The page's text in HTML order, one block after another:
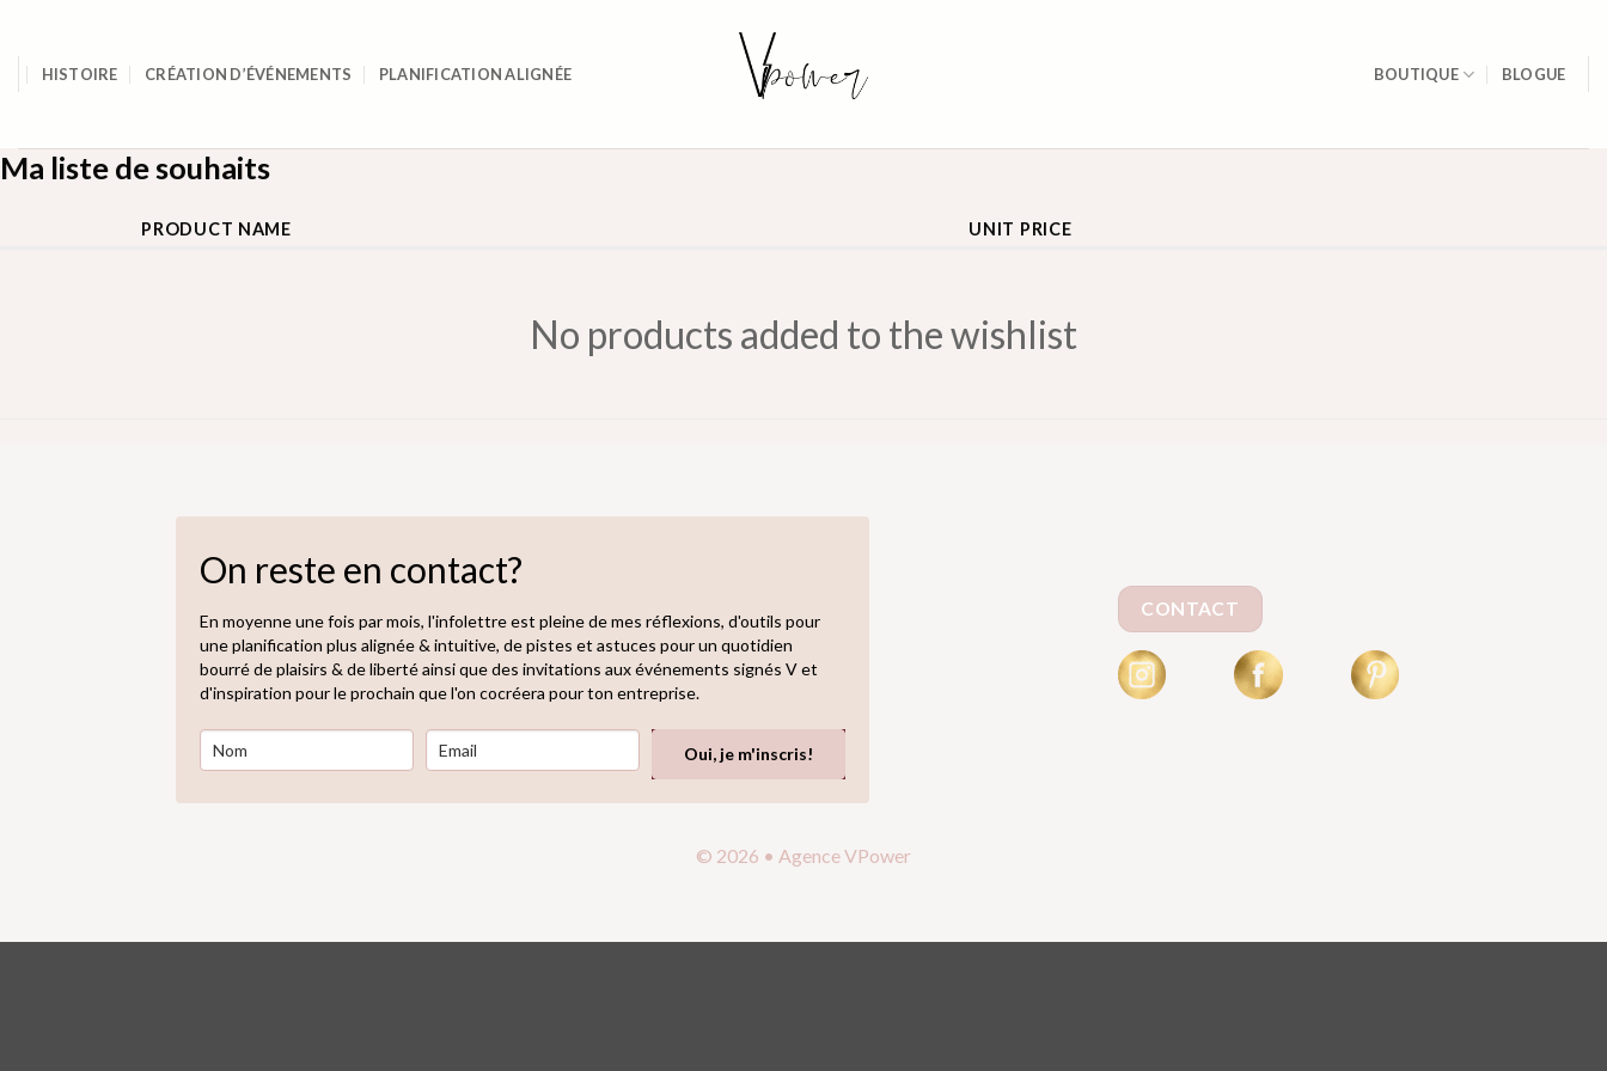
contentHISTOIRE CRÉATION D’ÉVÉNEMENTS PLANIFICATION ALIGNÉE BOUTIQUE BLOGUE
Ma liste de souhaits
PRODUCT NAME UNIT PRICE
No products added to the wishlist
On reste en contact?
En moyenne une fois par mois, l'infolettre est pleine de mes réflexions, d'outils pour
une planification plus alignée & intuitive, de pistes et astuces pour un quotidien
bourré de plaisirs & de liberté ainsi que des invitations aux événements signés V et
d'inspiration pour le prochain que l'on cocréera pour ton entreprise.
Oui, je m'inscris!
CONTACT
© 2026 • Agence VPower